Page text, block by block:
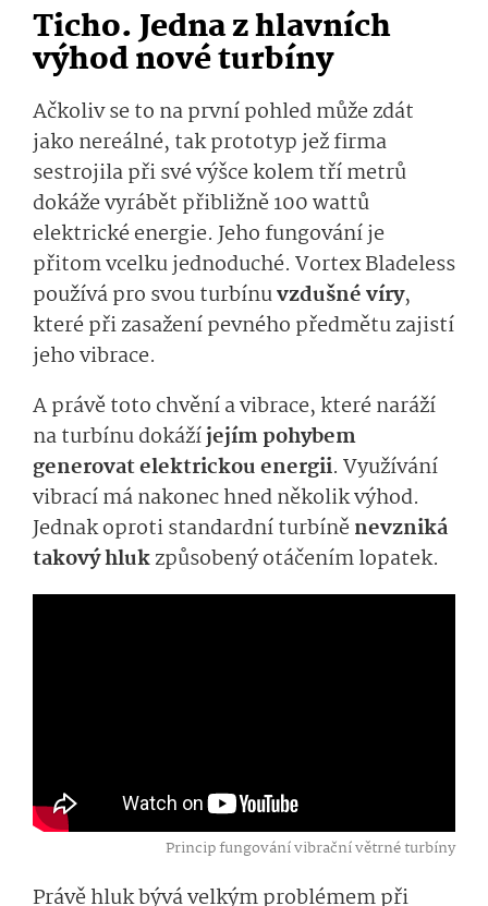
Ticho. Jedna z hlavních
výhod nové turbíny
Ačkoliv se to na první pohled může zdát
jako nereálné, tak prototyp jež firma
sestrojila při své výšce kolem tří metrů
dokáže vyrábět přibližně 100 wattů
elektrické energie. Jeho fungování je
přitom vcelku jednoduché. Vortex Bladeless
používá pro svou turbínuvzdušné víry,
které při zasažení pevného předmětu zajistí
jeho vibrace.
A právě toto chvění a vibrace, které naráží
na turbínu dokážíjejím pohybem
generovat elektrickou energii. Využívání
vibrací má nakonec hned několik výhod.
Jednak oproti standardní turbíněnevzniká
takový hlukzpůsobený otáčením lopatek.
Princip fungování vibrační větrné turbíny
Právě hluk bývá velkým problémem při